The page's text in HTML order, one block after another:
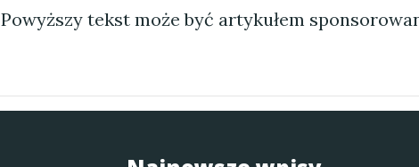
Powyższy tekst może być artykułem